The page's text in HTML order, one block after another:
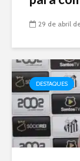
29 de abril
DESTAQUES